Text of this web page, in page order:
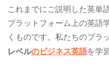
これまでにご説明した英単
プラットフォーム上の英語
くものです。私たちのプラ
レベルのビジネス英語を学